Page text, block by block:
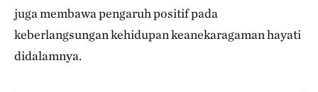
juga membawa pengaruh positif pada
keberlangsungan kehidupan keanekaragaman hayati
didalamnya.